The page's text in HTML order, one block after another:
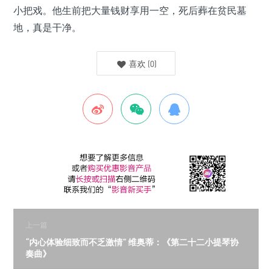
小把戏。他生前把大量钱财享用一空，死后葬在贫民墓
地，真是干净。
喜欢 (0)
上一篇
“内心体验细致而不乏激情” 维奥蒂：《第二十二小提琴协
奏曲》